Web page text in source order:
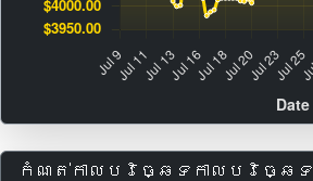
កំណត់កាលបរិច្ឆេទកាលបរិច្ឆេទ